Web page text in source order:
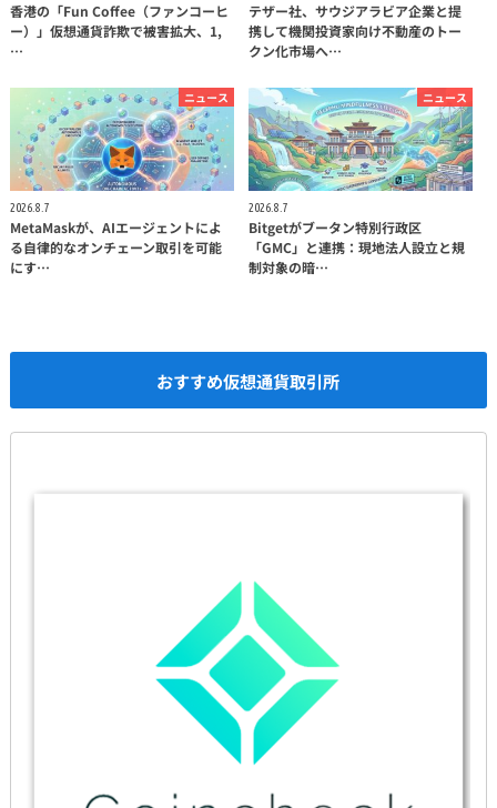
香港の「Fun Coffee（ファンコーヒ
ー）」仮想通貨詐欺で被害拡大、1,
…
テザー社、サウジアラビア企業と提
携して機関投資家向け不動産のトー
クン化市場へ…
ニュース
2026.8.7
MetaMaskが、AIエージェントによ
る自律的なオンチェーン取引を可能
にす…
ニュース
2026.8.7
Bitgetがブータン特別行政区
「GMC」と連携：現地法人設立と規
制対象の暗…
おすすめ仮想通貨取引所